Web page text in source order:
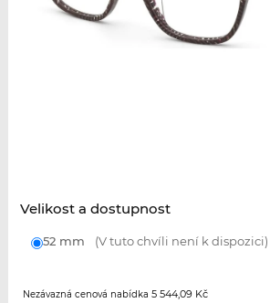
Velikost a dostupnost
52 mm (V tuto chvíli není k dispozici)
Nezávazná cenová nabídka 5 544,09 Kč